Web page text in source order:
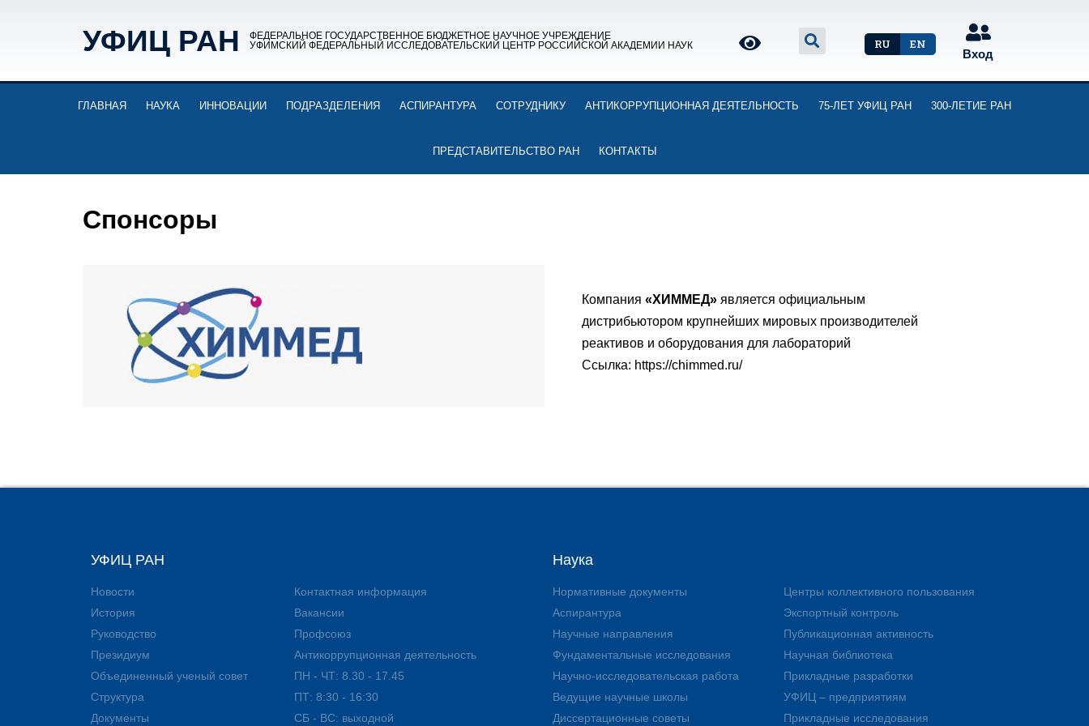
УФИЦ РАН
ФЕДЕРАЛЬНОЕ ГОСУДАРСТВЕННОЕ БЮДЖЕТНОЕ НАУЧНОЕ УЧРЕЖДЕНИЕ
УФИМСКИЙ ФЕДЕРАЛЬНЫЙ ИССЛЕДОВАТЕЛЬСКИЙ ЦЕНТР РОССИЙСКОЙ АКАДЕМИИ НАУК
RU EN
Вход
ГЛАВНАЯ НАУКА ИННОВАЦИИ ПОДРАЗДЕЛЕНИЯ АСПИРАНТУРА СОТРУДНИКУ АНТИКОРРУПЦИОННАЯ ДЕЯТЕЛЬНОСТЬ 75-ЛЕТ УФИЦ РАН 300-ЛЕТИЕ РАН
ПРЕДСТАВИТЕЛЬСТВО РАН КОНТАКТЫ
Спонсоры
Компания «ХИММЕД» является официальным
дистрибьютором крупнейших мировых производителей
реактивов и оборудования для лабораторий
Ссылка: https://chimmed.ru/
УФИЦ РАН
Новости
История
Руководство
Президиум
Объединенный ученый совет
Структура
Документы
Контактная информация
Вакансии
Профсоюз
Антикоррупционная деятельность
ПН - ЧТ: 8.30 - 17.45
ПТ: 8:30 - 16:30
СБ - ВС: выходной
Наука
Нормативные документы
Аспирантура
Научные направления
Фундаментальные исследования
Научно-исследовательская работа
Ведущие научные школы
Диссертационные советы
Центры коллективного пользования
Экспортный контроль
Публикационная активность
Научная библиотека
Прикладные разработки
УФИЦ – предприятиям
Прикладные исследования